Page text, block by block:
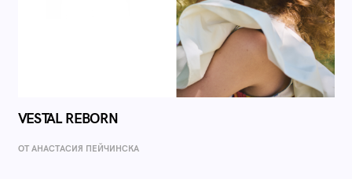
VESTAL REBORN
ОТ AНАСТАСИЯ ПЕЙЧИНСКА